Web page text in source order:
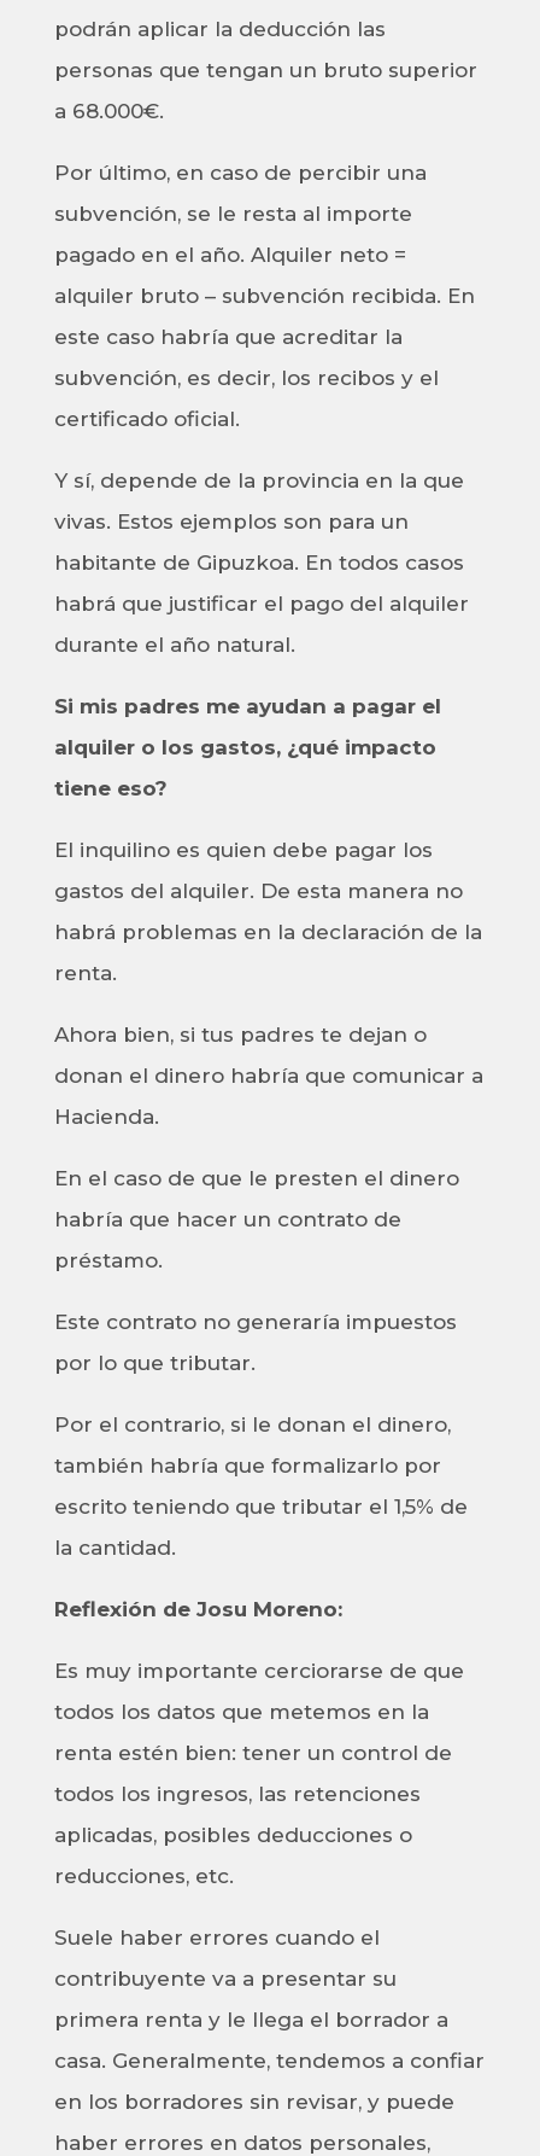
podrán aplicar la deducción las
personas que tengan un bruto superior
a 68.000€.
Por último, en caso de percibir una
subvención, se le resta al importe
pagado en el año. Alquiler neto =
alquiler bruto – subvención recibida. En
este caso habría que acreditar la
subvención, es decir, los recibos y el
certificado oficial.
Y sí, depende de la provincia en la que
vivas. Estos ejemplos son para un
habitante de Gipuzkoa. En todos casos
habrá que justificar el pago del alquiler
durante el año natural.
Si mis padres me ayudan a pagar el
alquiler o los gastos, ¿qué impacto
tiene eso?
El inquilino es quien debe pagar los
gastos del alquiler. De esta manera no
habrá problemas en la declaración de la
renta.
Ahora bien, si tus padres te dejan o
donan el dinero habría que comunicar a
Hacienda.
En el caso de que le presten el dinero
habría que hacer un contrato de
préstamo.
Este contrato no generaría impuestos
por lo que tributar.
Por el contrario, si le donan el dinero,
también habría que formalizarlo por
escrito teniendo que tributar el 1,5% de
la cantidad.
Reflexión de Josu Moreno:
Es muy importante cerciorarse de que
todos los datos que metemos en la
renta estén bien: tener un control de
todos los ingresos, las retenciones
aplicadas, posibles deducciones o
reducciones, etc.
Suele haber errores cuando el
contribuyente va a presentar su
primera renta y le llega el borrador a
casa. Generalmente, tendemos a confiar
en los borradores sin revisar, y puede
haber errores en datos personales,